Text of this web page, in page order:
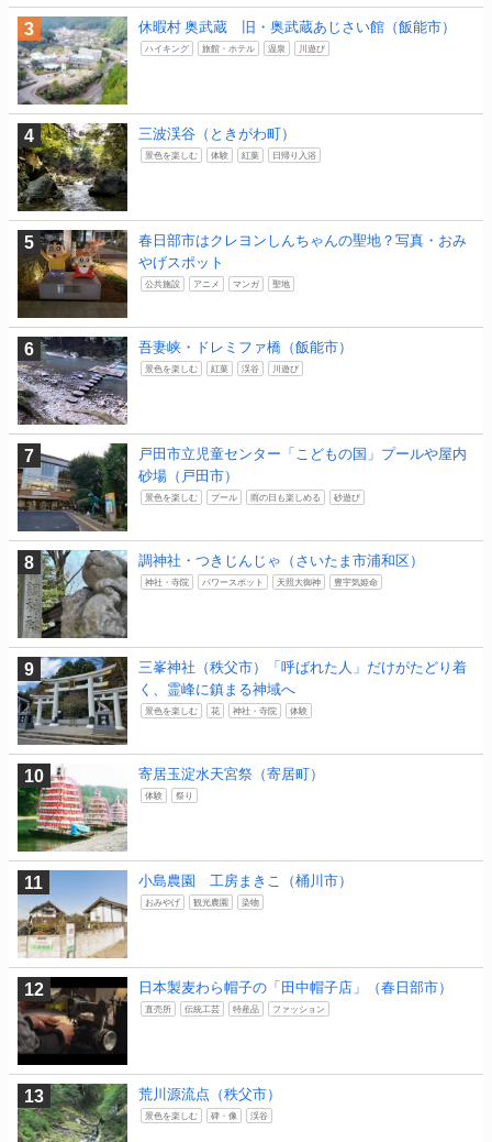
休暇村 奥武蔵 旧・奥武蔵あじさい館（飯能市）
ハイキング 旅館・ホテル 温泉 川遊び
三波渓谷（ときがわ町）
景色を楽しむ 体験 紅葉 日帰り入浴
春日部市はクレヨンしんちゃんの聖地？写真・おみ
やげスポット
公共施設 アニメ マンガ 聖地
吾妻峡・ドレミファ橋（飯能市）
景色を楽しむ 紅葉 渓谷 川遊び
戸田市立児童センター「こどもの国」プールや屋内
砂場（戸田市）
景色を楽しむ プール 雨の日も楽しめる 砂遊び
調神社・つきじんじゃ（さいたま市浦和区）
神社・寺院 パワースポット 天照大御神 豊宇気姫命
三峯神社（秩父市）「呼ばれた人」だけがたどり着
く、霊峰に鎮まる神域へ
景色を楽しむ 花 神社・寺院 体験
寄居玉淀水天宮祭（寄居町）
体験 祭り
小島農園 工房まきこ（桶川市）
おみやげ 観光農園 染物
日本製麦わら帽子の「田中帽子店」（春日部市）
直売所 伝統工芸 特産品 ファッション
荒川源流点（秩父市）
景色を楽しむ 碑・像 渓谷